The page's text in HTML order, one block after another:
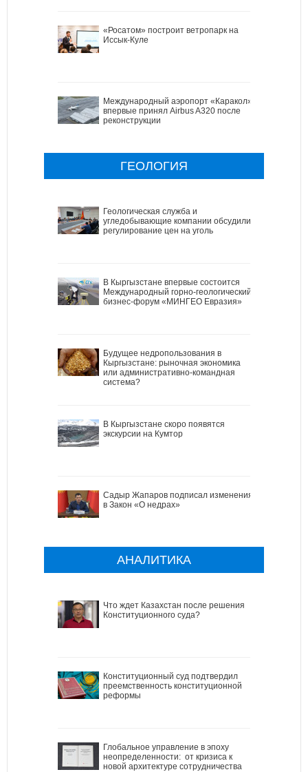
«Росатом» построит ветропарк на
Иссык-Куле
Международный аэропорт «Каракол»
впервые принял Airbus A320 после
реконструкции
ГЕОЛОГИЯ
Геологическая служба и
угледобывающие компании обсудили
регулирование цен на уголь
В Кыргызстане впервые состоится
Международный горно-геологический
бизнес-форум «МИНГЕО Евразия»
Будущее недропользования в
Кыргызстане: рыночная экономика
или административно-командная
система?
В Кыргызстане скоро появятся
экскурсии на Кумтор
Садыр Жапаров подписал изменения
в Закон «О недрах»
АНАЛИТИКА
Что ждет Казахстан после решения
Конституционного суда?
Конституционный суд подтвердил
преемственность конституционной
реформы
Глобальное управление в эпоху
неопределенности: от кризиса к
новой архитектуре сотрудничества